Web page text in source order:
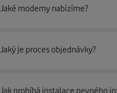
Ano, potřebujete. Rádi vám ho
poradí naši proškolení prodejci
Jaké modemy nabízíme?
Jaký je proces objednávky?
Krok jedna je určitě ověření
Jak probíhá instalace pevného